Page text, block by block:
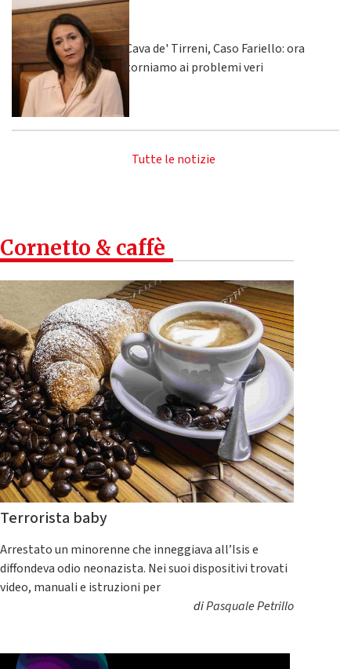
Cava de' Tirreni, Caso Fariello: ora
torniamo ai problemi veri
Tutte le notizie
Cornetto & caffè
Terrorista baby
Arrestato un minorenne che inneggiava all’Isis e
diffondeva odio neonazista. Nei suoi dispositivi trovati
video, manuali e istruzioni per
diPasquale Petrillo